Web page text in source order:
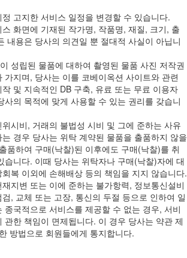
정 고지한 서비스 일정을 변경할 수 있습니다.
화면에 기재된 작가명, 작품명, 재질, 크기, 출
내용은 당사의 의견일 뿐 절대적 사실이 아닙니
성립된 물품에 대하여 촬영된 물품 사진 저작권
가지며, 당사는 이를 코베이옥션 사이트와 관련
작 및 지속적인 DB 구축, 유료 또는 무료 이용자
사의 목적에 맞게 사용할 수 있는 권리를 갖습니
위시비, 거래의 불법성 시비 및 그에 준하는 사유
는 경우 당사는 위탁 계약된 물품을 출품하지 않을
품하여 구매(낙찰)된 이후에도 구매(낙찰)를 취
습니다. 이때 당사는 위탁자나 구매(낙찰)자에 대
복 이외에 손해배상 등의 책임을 지지 않습니다.
재지변 또는 이에 준하는 불가항력, 정보통신설비
검, 교체 또는 고장, 통신의 두절 등으로 인하여 일
종국적으로 서비스를 제공할 수 없는 경우, 서비
관한 책임이 면제됩니다. 이 경우 당사는 약관 제
방법으로 회원들에게 통지합니다.